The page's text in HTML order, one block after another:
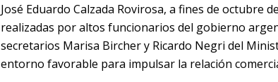
José Eduardo Calzada Rovirosa, a fines de octubre
realizadas por altos funcionarios del gobierno
secretarios Marisa Bircher y Ricardo Negri del
entorno favorable para impulsar la relación